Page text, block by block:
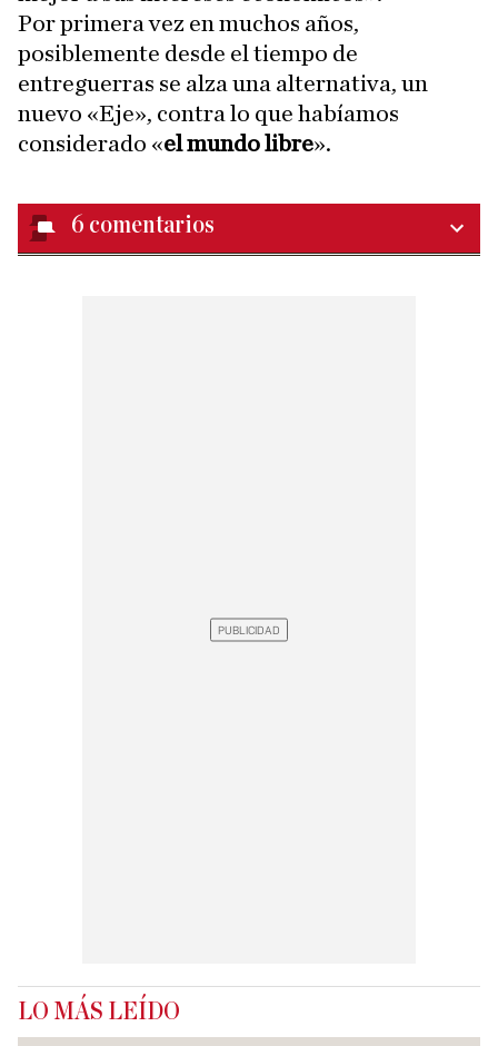
Por primera vez en muchos años,
posiblemente desde el tiempo de
entreguerras se alza una alternativa, un
nuevo «Eje», contra lo que habíamos
considerado «el mundo libre».
6 comentarios
LO MÁS LEÍDO